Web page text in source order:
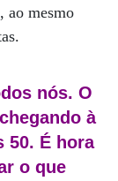
ao mesmo
nós. O
à
50. É hora
o que